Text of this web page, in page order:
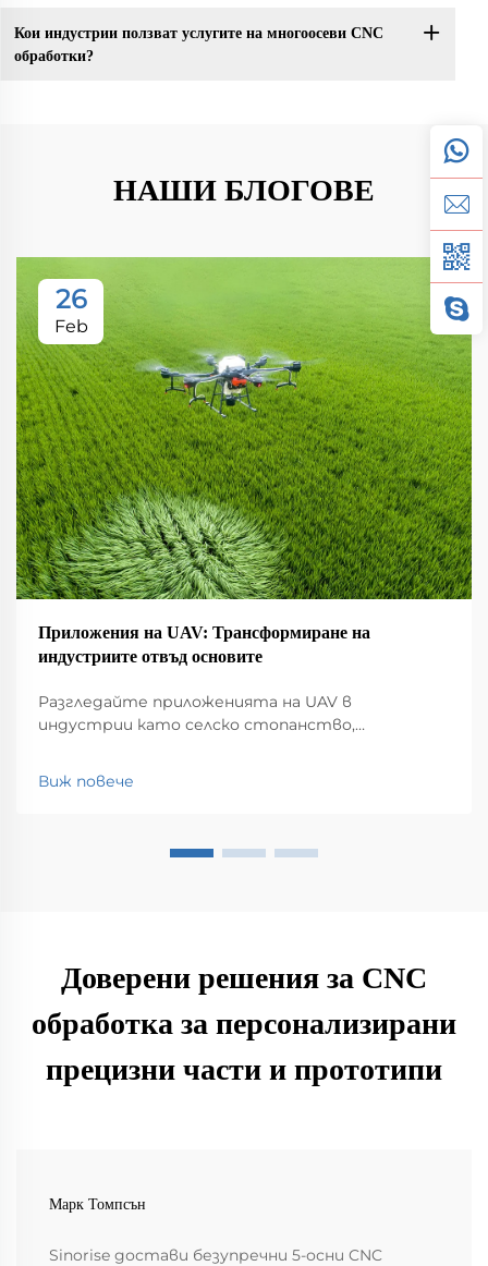
Кои индустрии ползват услугите на многоосеви CNC
обработки?
НАШИ БЛОГОВЕ
26
Feb
Приложения на UAV: Трансформиране на
индустриите отвъд основите
Разгледайте приложенията на UAV в
индустрии като селско стопанство,
среда, логистика и обществена безопасност.
Открийте влиянието им върху
Виж повече
Доверени решения за CNC
обработка за персонализирани
прецизни части и прототипи
Марк Томпсън
Sinorise достави безупречни 5-осни CNC